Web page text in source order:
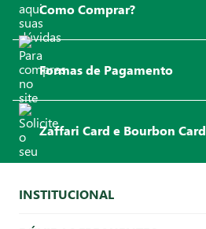
Como Comprar?
Formas de Pagamento
Zaffari Card e Bourbon Card
INSTITUCIONAL